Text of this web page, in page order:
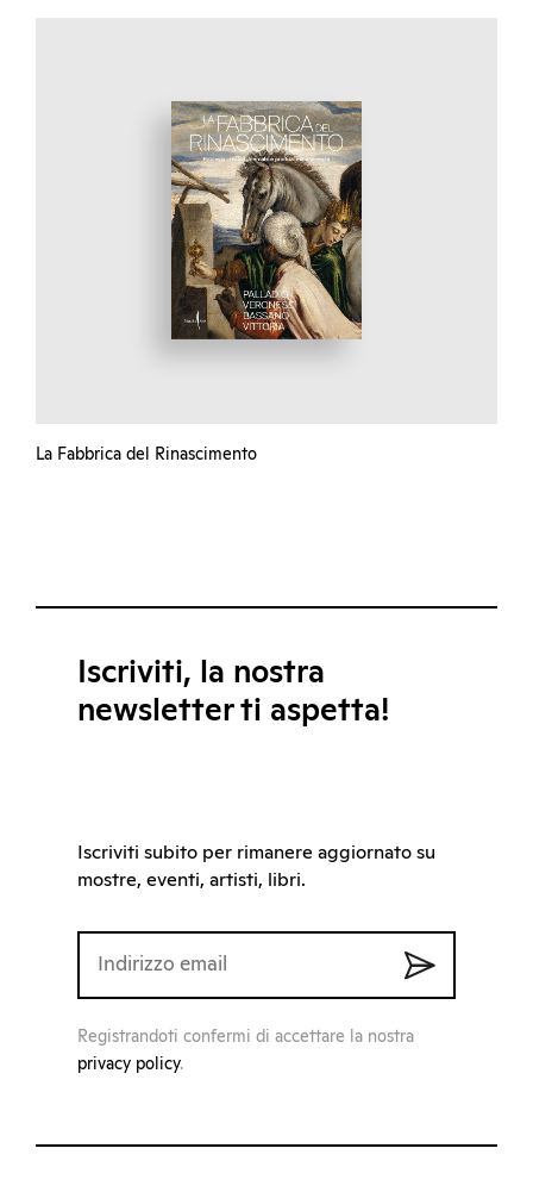
La Fabbrica del Rinascimento
Iscriviti, la nostra
newsletter ti aspetta!
Iscriviti subito per rimanere aggiornato su
mostre, eventi, artisti, libri.
Registrandoti confermi di accettare la nostra
privacy policy.